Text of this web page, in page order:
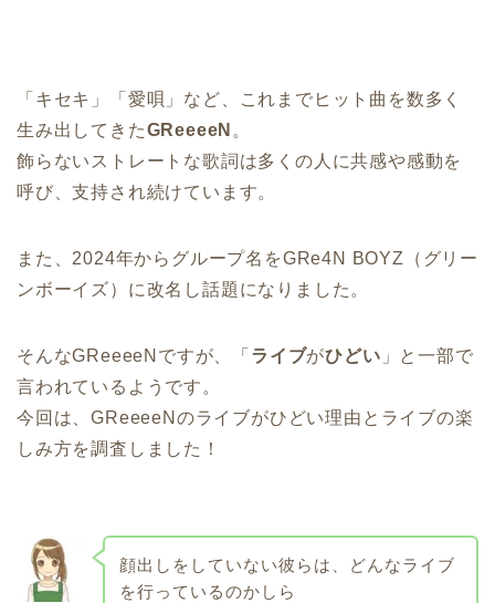
「キセキ」「愛唄」など、これまでヒット曲を数多く
生み出してきたGReeeeN 。
飾らないストレートな歌詞は多くの人に共感や感動を
呼び、支持され続けています。
また、2024年からグループ名をGRe4N BOYZ（グリー
ンボーイズ）に改名し話題になりました。
そんなGReeeeNですが、「 ライブがひどい 」と一部で
言われているようです。
今回は、GReeeeNのライブがひどい理由とライブの楽
しみ方を調査しました！
顔出しをしていない彼らは、どんなライブ
を行っているのかしら